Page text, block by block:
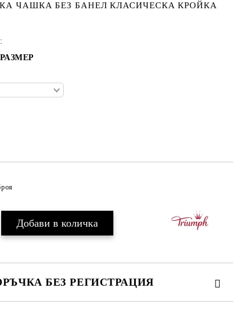
ЧАШКА БЕЗ БАНЕЛ КЛАСИЧЕСКА КРОЙКА
БЕЗ РЕГИСТРАЦИЯ